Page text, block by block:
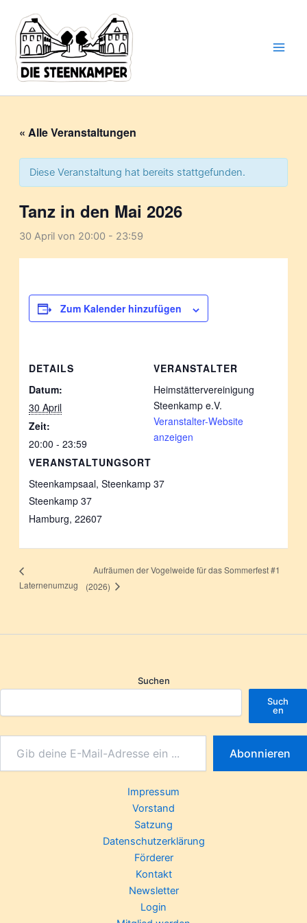
Inhalt
springen
« Alle Veranstaltungen
Diese Veranstaltung hat bereits stattgefunden.
Tanz in den Mai 2026
30 April von 20:00- 23:59
Zum Kalender hinzufügen
DETAILS
Datum:
30 April
Zeit:
20:00 - 23:59
VERANSTALTUNGSORT
Steenkampsaal, Steenkamp 37
Steenkamp 37
Hamburg, 22607
VERANSTALTER
Heimstättervereinigung
Steenkamp e.V.
Veranstalter-Website
anzeigen
Laternenumzug
Aufräumen der Vogelweide für das Sommerfest #1
(2026)
Suchen
Such
en
deine
Mail-
Adresse
ein ...
Abonnieren
Impressum
Vorstand
Satzung
Datenschutzerklärung
Förderer
Kontakt
Newsletter
Login